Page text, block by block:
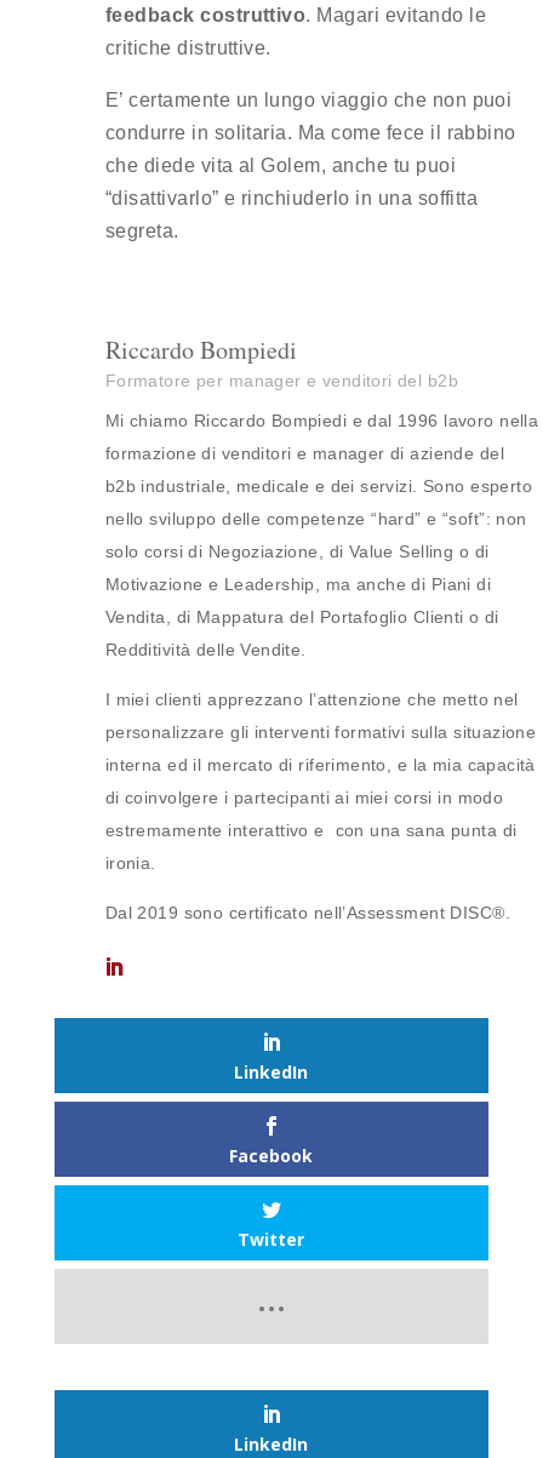
feedback costruttivo. Magari evitando le
critiche distruttive.
E’ certamente un lungo viaggio che non puoi
condurre in solitaria. Ma come fece il rabbino
che diede vita al Golem, anche tu puoi
“disattivarlo” e rinchiuderlo in una soffitta
segreta.
Riccardo Bompiedi
Formatore per manager e venditori del b2b
Mi chiamo Riccardo Bompiedi e dal 1996 lavoro nella
formazione di venditori e manager di aziende del
b2b industriale, medicale e dei servizi. Sono esperto
nello sviluppo delle competenze “hard” e “soft”: non
solo corsi di Negoziazione, di Value Selling o di
Motivazione e Leadership, ma anche di Piani di
Vendita, di Mappatura del Portafoglio Clienti o di
Redditività delle Vendite.
I miei clienti apprezzano l’attenzione che metto nel
personalizzare gli interventi formativi sulla situazione
interna ed il mercato di riferimento, e la mia capacità
di coinvolgere i partecipanti ai miei corsi in modo
estremamente interattivo e con una sana punta di
ironia.
Dal 2019 sono certificato nell’Assessment DISC®.
LinkedIn
Facebook
Twitter
LinkedIn